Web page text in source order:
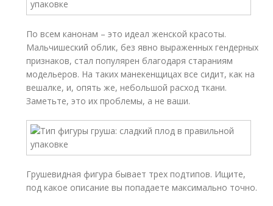
По всем канонам – это идеал женской красоты.
Мальчишеский облик, без явно выраженных гендерных
признаков, стал популярен благодаря стараниям
модельеров. На таких манекенщицах все сидит, как на
вешалке, и, опять же, небольшой расход ткани.
Заметьте, это их проблемы, а не ваши.
Грушевидная фигура бывает трех подтипов. Ищите,
под какое описание вы попадаете максимально точно.